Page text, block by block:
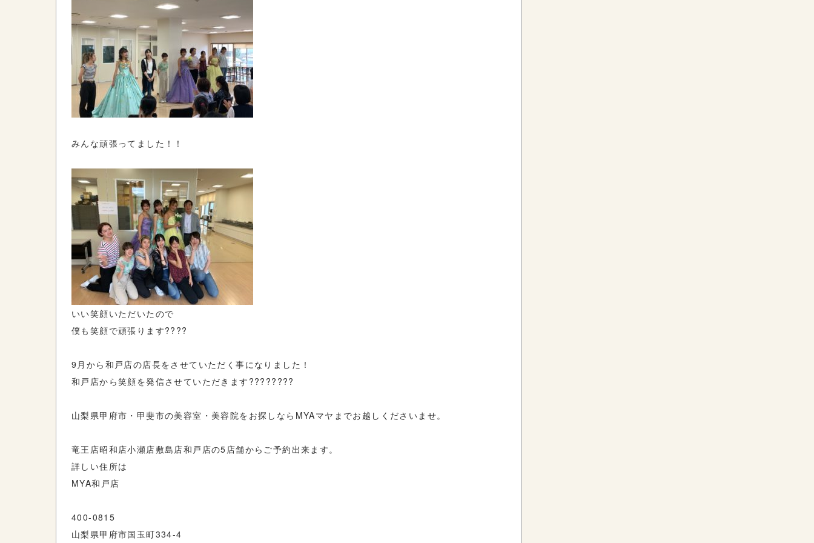
みんな頑張ってました！！
いい笑顔いただいたので
僕も笑顔で頑張ります????
9月から和戸店の店長をさせていただく事になりました！
和戸店から笑顔を発信させていただきます????????
山梨県甲府市・甲斐市の美容室・美容院をお探しなら MYAマヤまでお越しくださいませ。
竜王店昭和店小瀬店敷島店和戸店の5店舗からご予約出来ます。
詳しい住所は
MYA和戸店
400-0815
山梨県甲府市国玉町334-4